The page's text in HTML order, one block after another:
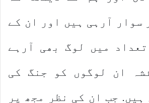
سوار آرہی ہیں اور ان کے
میں لوگ بھی آرہے
ان لوگوں کو جنگ کی
ہیں. جب ان کی نظر مجھ پر